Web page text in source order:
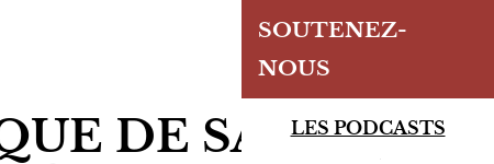
SOUTENEZ-
NOUS
LES PODCASTS
DE SANTÉ,